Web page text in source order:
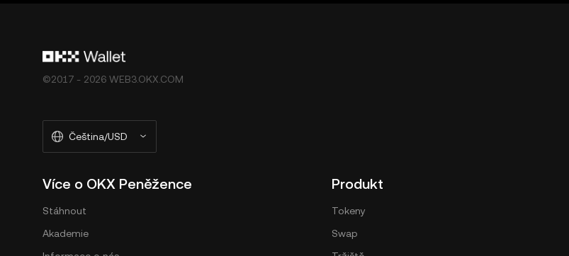
©2017 - 2026 WEB3.OKX.COM
Čeština/USD
Více o OKX Peněžence
Stáhnout
Akademie
Produkt
Tokeny
Swap